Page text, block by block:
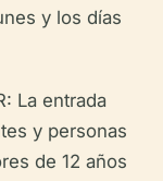
y los días
La entrada
y personas
de 12 años